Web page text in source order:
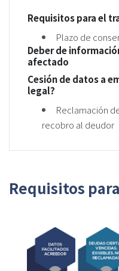
Requisitos para el
Plazo de
Deber de
afectado
Cesión de datos a
legal?
Reclamación
recobro al deudor
Requisitos